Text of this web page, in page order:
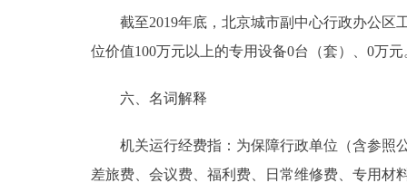
截至2019年底，北京城市副中心行政办公区工
位价值100万元以上的专用设备0台（套）、0万元
六、名词解释
机关运行经费指：为保障行政单位（含参照公
差旅费、会议费、福利费、日常维修费、专用材